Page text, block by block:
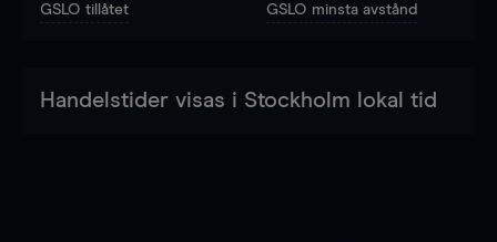
GSLO tillåtet GSLO minsta avstånd
Handelstider visas i Stockholm lokal tid